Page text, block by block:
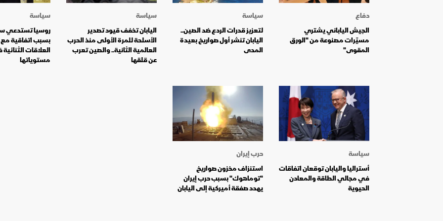
دفاع
الجيش الياباني يشتري
مسيّرات مصنوعة من "الورق
المقوى"
سياسة
لتعزيز قدرات الردع ضد الصين..
اليابان تنشر أول صواريخ بعيدة
المدى
سياسة
اليابان تخفف قيود تصدير
الأسلحة للمرة الأولى منذ الحرب
العالمية الثانية.. والصين تعرب
عن قلقها
سياسة
روسيا تستدعي
بسبب اتفاقية مع
العلاقات
مستوياتها
سياسة
أستراليا واليابان توقعان اتفاقات
في مجالي الطاقة والمعادن
الحيوية
حرب إيران
استنزاف مخزون صواريخ
"توماهوك" بسبب حرب إيران
يهدد صفقة أميركية إلى اليابان